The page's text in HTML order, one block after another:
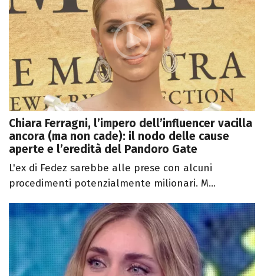
Chiara Ferragni, l’impero dell’influencer vacilla
ancora (ma non cade): il nodo delle cause
aperte e l’eredità del Pandoro Gate
L'ex di Fedez sarebbe alle prese con alcuni
procedimenti potenzialmente milionari. M...